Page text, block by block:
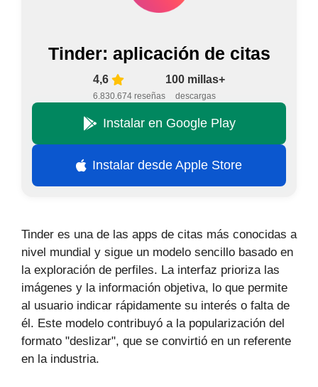
Tinder: aplicación de citas
4,6
6.830.674 reseñas
100 millas+
descargas
Instalar en Google Play
Instalar desde Apple Store
Tinder es una de las apps de citas más conocidas a
nivel mundial y sigue un modelo sencillo basado en
la exploración de perfiles. La interfaz prioriza las
imágenes y la información objetiva, lo que permite
al usuario indicar rápidamente su interés o falta de
él. Este modelo contribuyó a la popularización del
formato "deslizar", que se convirtió en un referente
en la industria.